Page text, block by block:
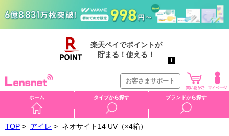
お客さまサポート
ホーム タイプから探す ブランドから探す
TOP > アイレ > ネオサイト14 UV（×4箱）